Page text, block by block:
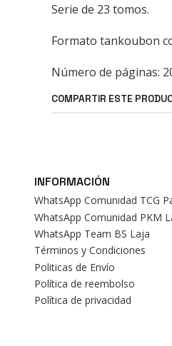
Serie de 23 tomos.
Formato tankoubon
Número de páginas:
COMPARTIR ESTE
INFORMACIÓN
WhatsApp Comunidad TCG
WhatsApp Comunidad PKM
WhatsApp Team BS Laja
Términos y Condiciones
Politicas de Envío
Política de reembolso
Política de privacidad